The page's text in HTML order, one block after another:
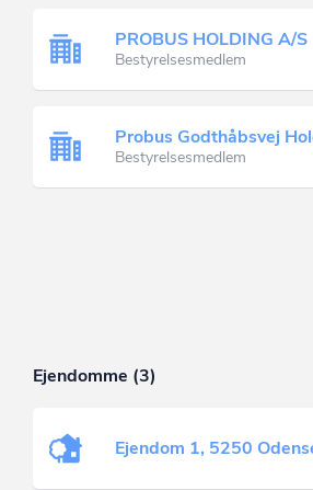
PROBUS HOLDING A/S
Bestyrelsesmedlem
Probus Godthåbsvej
Bestyrelsesmedlem
Ejendomme (3)
Ejendom 1, 5250